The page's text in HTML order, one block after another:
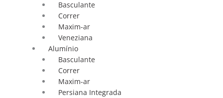
Basculante
Correr
Maxim-ar
Veneziana
Alumínio
Basculante
Correr
Maxim-ar
Persiana Integrada